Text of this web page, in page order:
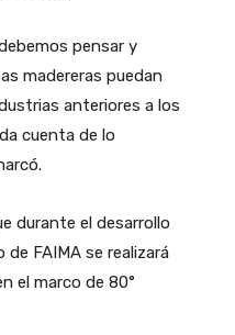
pensar y
madereras puedan
anteriores a los
cuenta de lo
durante el desarrollo
FAIMA se realizará
el marco de 80°